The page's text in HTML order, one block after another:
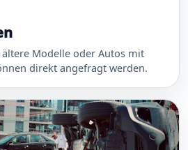
Modelle oder Autos mit
direkt angefragt werden.